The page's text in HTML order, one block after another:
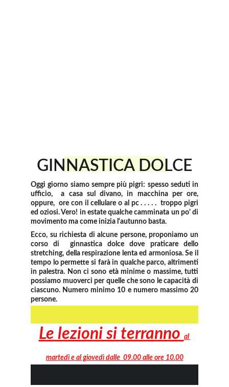
GINNASTICA DOLCE
Oggi giorno siamo sempre più pigri: spesso seduti in
ufficio, a casa sul divano, in macchina per ore,
oppure, ore con il cellulare o al pc . . . . . troppo pigri
ed oziosi. Vero! in estate qualche camminata un po' di
movimento ma come inizia l'autunno basta.
Ecco, su richiesta di alcune persone, proponiamo un
corso di ginnastica dolce dove praticare dello
stretching, della respirazione lenta ed armoniosa. Se il
tempo lo permette si farà in qualche parco, altrimenti
in palestra. Non ci sono età minime o massime, tutti
possiamo muoverci per quelle che sono le capacità di
ciascuno. Numero minimo 10 e numero massimo 20
persone.
Le lezioni si terranno al
martedì e al giovedì dalle  09.00 alle ore 10.00